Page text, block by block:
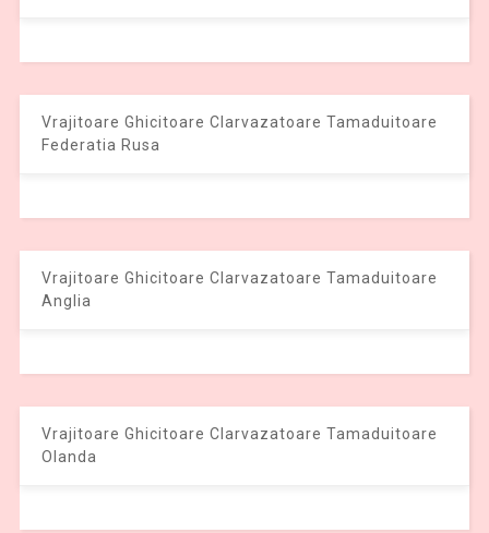
Vrajitoare Ghicitoare Clarvazatoare Tamaduitoare
Federatia Rusa
Vrajitoare Ghicitoare Clarvazatoare Tamaduitoare
Anglia
Vrajitoare Ghicitoare Clarvazatoare Tamaduitoare
Olanda